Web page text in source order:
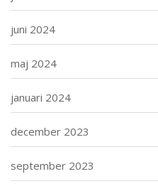
juni 2024
maj 2024
januari 2024
december 2023
september 2023